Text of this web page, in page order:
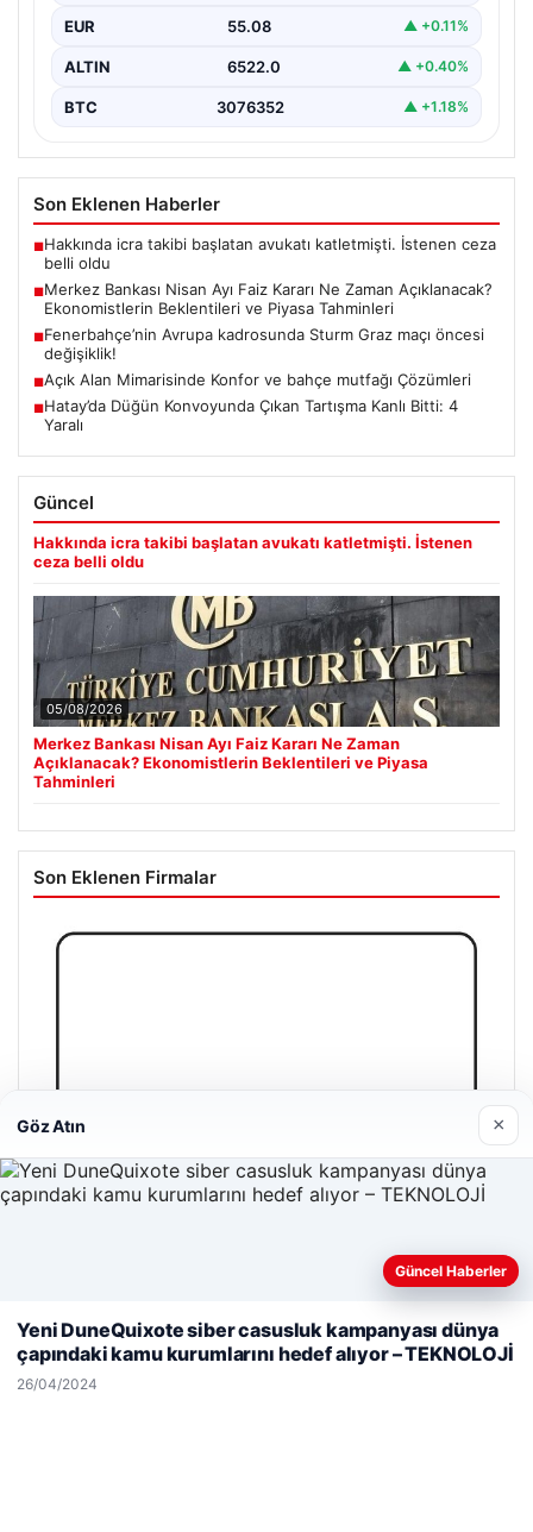
üzere…
EUR 55.08 ▲ +0.11%
ALTIN 6522.0 ▲ +0.40%
BTC 3076352 ▲ +1.18%
Son Eklenen Haberler
■Hakkında icra takibi başlatan avukatı katletmişti. İstenen ceza
belli oldu
■Merkez Bankası Nisan Ayı Faiz Kararı Ne Zaman Açıklanacak?
Ekonomistlerin Beklentileri ve Piyasa Tahminleri
■Fenerbahçe’nin Avrupa kadrosunda Sturm Graz maçı öncesi
değişiklik!
■Açık Alan Mimarisinde Konfor ve bahçe mutfağı Çözümleri
■Hatay’da Düğün Konvoyunda Çıkan Tartışma Kanlı Bitti: 4
Yaralı
Güncel
Hakkında icra takibi başlatan avukatı katletmişti. İstenen
ceza belli oldu
05/08/2026
Merkez Bankası Nisan Ayı Faiz Kararı Ne Zaman
Açıklanacak? Ekonomistlerin Beklentileri ve Piyasa
Tahminleri
Son Eklenen Firmalar
Enes Kaplan Avukatlık Bürosu
Web sitemizi nasıl kullandığınızı daha iyi anlayabilmek,
kullanıyoruz.Çerez Politikamız
Göz Atın ×
Güncel Haberler
Yeni DuneQuixote siber casusluk kampanyası dünya
çapındaki kamu kurumlarını hedef alıyor – TEKNOLOJİ
26/04/2024